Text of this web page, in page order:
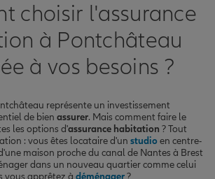
choisir l'assurance
à Pontchâteau
à vos besoins ?
représente un investissement
de bien assurer. Mais comment faire le
les options d'assurance habitation ? Tout
: vous êtes locataire d'un studioen centre-
maison proche du canal de Nantes à Brest
dans un nouveau quartier comme celui
vous apprêtez à déménager?